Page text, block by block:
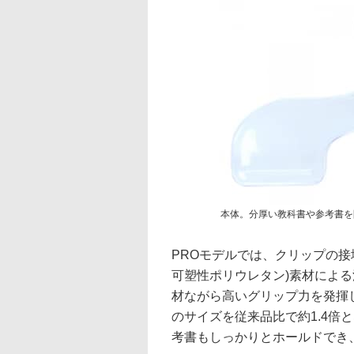
本体。分厚い教科書や参考書
PROモデルでは、クリップの
可塑性ポリウレタン)素材によ
材ながら高いグリップ力を発
のサイズを従来品比で約1.4倍
考書もしっかりとホールドで